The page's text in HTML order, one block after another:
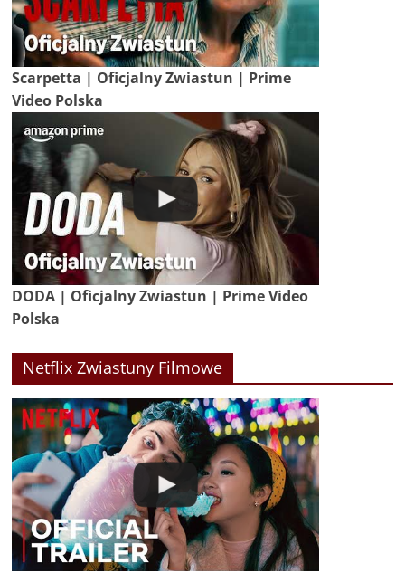
Scarpetta | Oficjalny Zwiastun | Prime
Video Polska
DODA | Oficjalny Zwiastun | Prime Video
Polska
Netflix Zwiastuny Filmowe